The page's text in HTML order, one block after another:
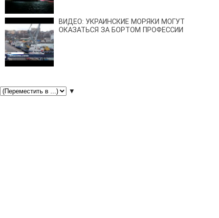
ВИДЕО: УКРАИНСКИЕ МОРЯКИ МОГУТ
ОКАЗАТЬСЯ ЗА БОРТОМ ПРОФЕССИИ
▼